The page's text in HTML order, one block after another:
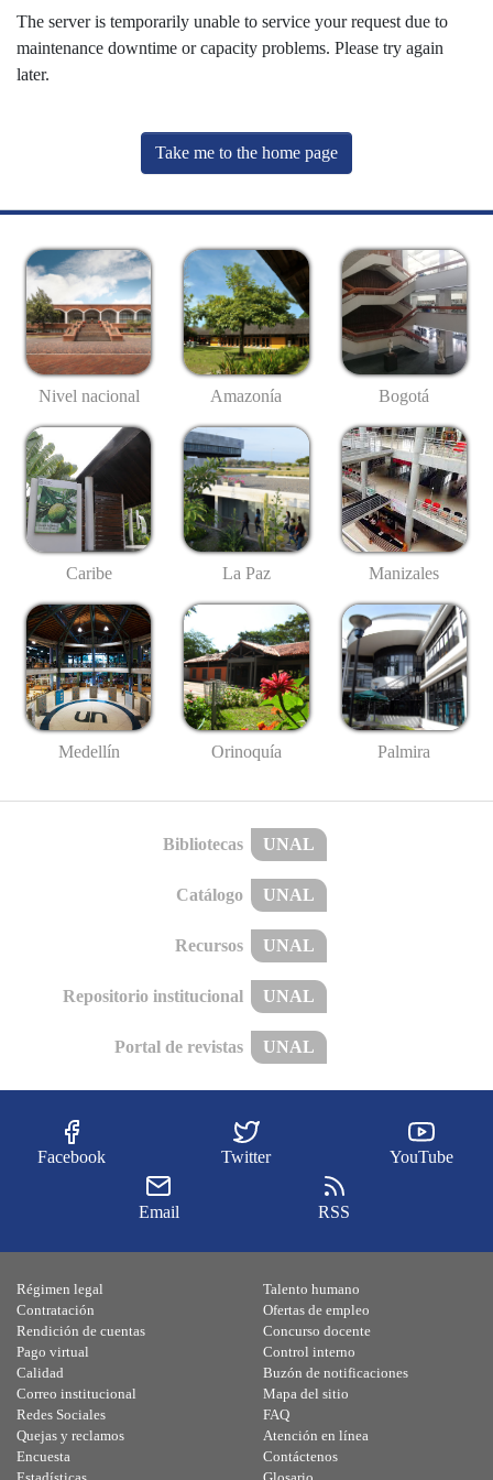
The server is temporarily unable to service your request due to
maintenance downtime or capacity problems. Please try again
later.
Take me to the home page
Nivel nacional Amazonía Bogotá
Caribe La Paz Manizales
Medellín Orinoquía Palmira
Bibliotecas UNAL
Catálogo UNAL
Recursos UNAL
Repositorio institucional UNAL
Portal de revistas UNAL
Facebook Twitter YouTube
Email RSS
Régimen legal
Contratación
Rendición de cuentas
Pago virtual
Calidad
Talento humano
Ofertas de empleo
Concurso docente
Control interno
Buzón de notificaciones
Correo institucional
Redes Sociales
Quejas y reclamos
Encuesta
Mapa del sitio
FAQ
Atención en línea
Contáctenos